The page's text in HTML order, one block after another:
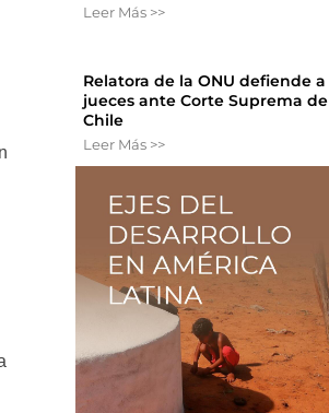
Leer Más >>
Relatora de la ONU defiende a
jueces ante Corte Suprema de
Chile
Leer Más >>